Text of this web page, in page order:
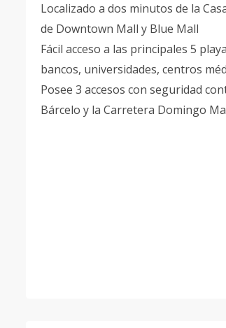
Localizado a dos minutos de la
de Downtown Mall y Blue Mall
Fácil acceso a las principales 5
bancos, universidades, centros
Posee 3 accesos con seguridad
Bárcelo y la Carretera Domingo